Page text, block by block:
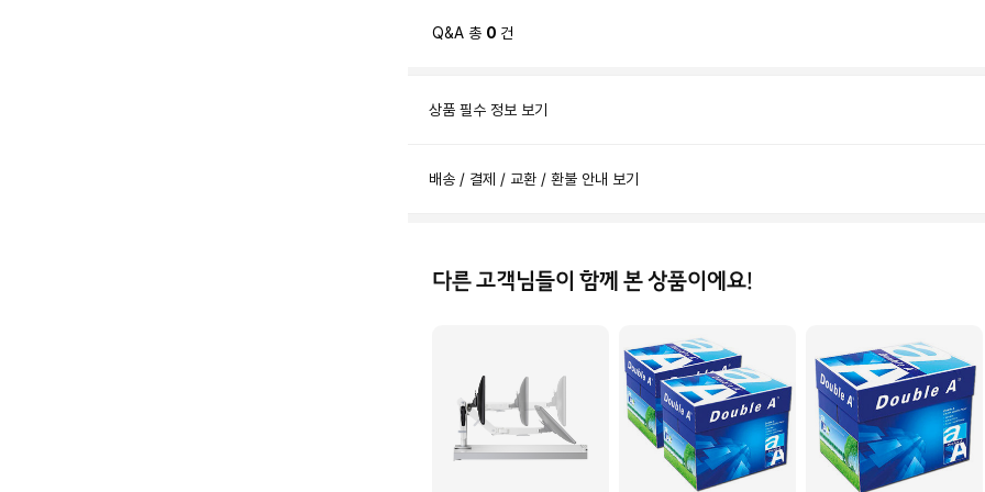
Q&A 총 0 건
상품 필수 정보 보기
배송 / 결제 / 교환 / 환불 안내 보기
다른 고객님들이 함께 본 상품이에요!